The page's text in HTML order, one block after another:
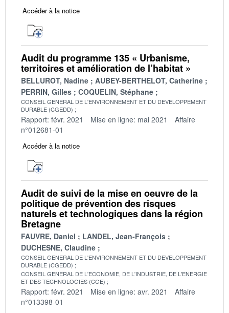
Accéder à la notice
Audit du programme 135 « Urbanisme,
territoires et amélioration de l’habitat »
BELLUROT, Nadine
AUBEY-BERTHELOT, Catherine
PERRIN, Gilles
COQUELIN, Stéphane
CONSEIL GENERAL DE L'ENVIRONNEMENT ET DU DEVELOPPEMENT
DURABLE (CGEDD)
Rapport: févr. 2021 Mise en ligne: mai 2021
Affaire
n°012681-01
Accéder à la notice
Audit de suivi de la mise en oeuvre de la
politique de prévention des risques
naturels et technologiques dans la région
Bretagne
FAUVRE, Daniel
LANDEL, Jean-François
DUCHESNE, Claudine
CONSEIL GENERAL DE L'ENVIRONNEMENT ET DU DEVELOPPEMENT
DURABLE (CGEDD)
CONSEIL GENERAL DE L'ECONOMIE, DE L'INDUSTRIE, DE L'ENERGIE
ET DES TECHNOLOGIES (CGE)
Rapport: févr. 2021 Mise en ligne: avr. 2021
Affaire
n°013398-01